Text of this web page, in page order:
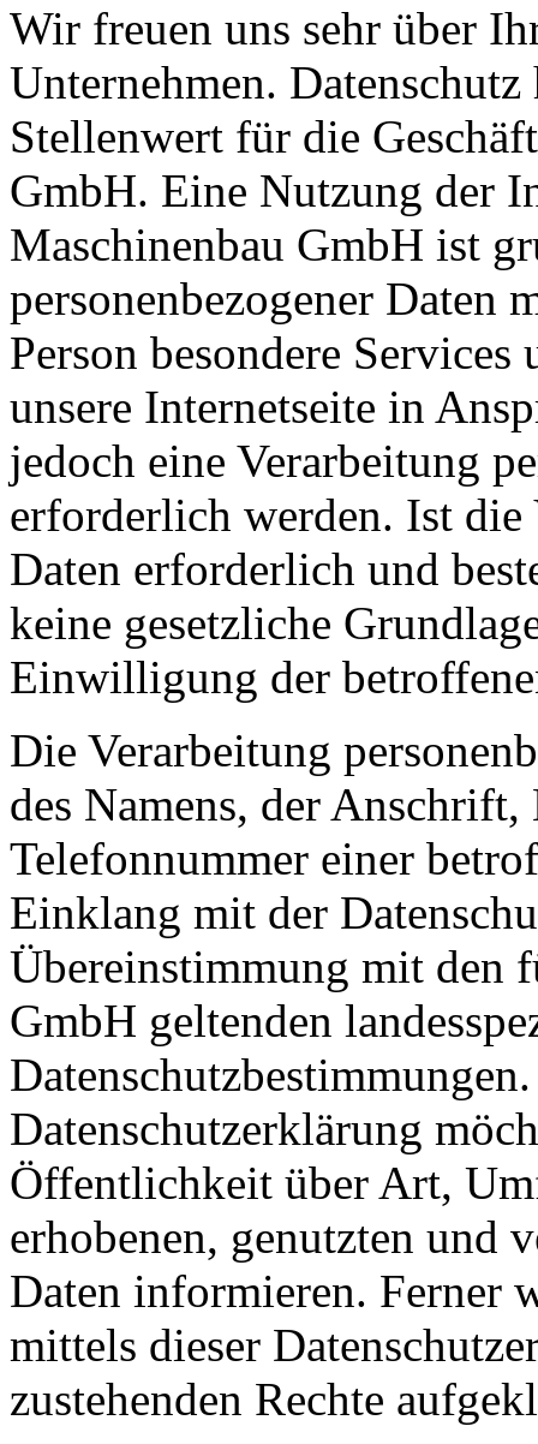
Wir freuen uns sehr über
Unternehmen.
Stellenwert für die
GmbH. Eine Nutzung der
Maschinenbau GmbH ist
personenbezogener Daten
Person besondere Services
unsere Internetseite in
jedoch eine Verarbeitung
erforderlich werden. Ist die
Daten erforderlich und
keine gesetzliche
Einwilligung der
Die Verarbeitung
des Namens, der
Telefonnummer einer
Einklang mit der
Übereinstimmung mit den
GmbH geltenden
Datenschutzerklärung
Öffentlichkeit über Art,
erhobenen, genutzten und
Daten informieren. Ferner
mittels dieser
zustehenden Rechte